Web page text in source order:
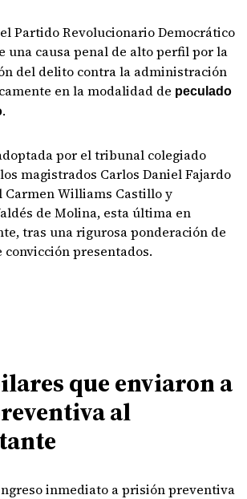
Partido Revolucionario Democrático
una causa penal de alto perfil por la
del delito contra la administración
en la modalidad de peculado
.
por el tribunal colegiado
magistrados Carlos Daniel Fajardo
Carmen Williams Castillo y
de Molina, esta última en
tras una rigurosa ponderación de
convicción presentados.
que enviaron a
al
inmediato a prisión preventiva